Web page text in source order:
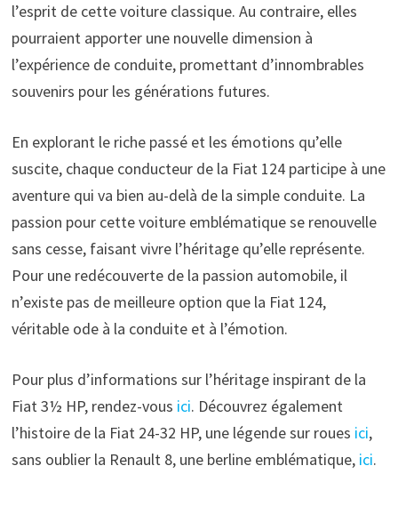
l’esprit de cette voiture classique. Au contraire, elles
pourraient apporter une nouvelle dimension à
l’expérience de conduite, promettant d’innombrables
souvenirs pour les générations futures.
En explorant le riche passé et les émotions qu’elle
suscite, chaque conducteur de la Fiat 124 participe à une
aventure qui va bien au-delà de la simple conduite. La
passion pour cette voiture emblématique se renouvelle
sans cesse, faisant vivre l’héritage qu’elle représente.
Pour une redécouverte de la passion automobile, il
n’existe pas de meilleure option que la Fiat 124,
véritable ode à la conduite et à l’émotion.
Pour plus d’informations sur l’héritage inspirant de la
Fiat 3½ HP, rendez-vous ici. Découvrez également
l’histoire de la Fiat 24-32 HP, une légende sur roues ici,
sans oublier la Renault 8, une berline emblématique, ici.